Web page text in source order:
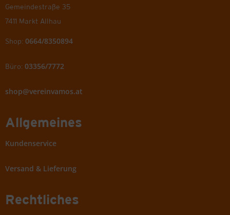
Gemeindestraße 35
7411 Markt Allhau
Shop: 0664/8350894
Büro: 03356/7772
shop@vereinvamos.at
Allgemeines
Kundenservice
Versand & Lieferung
Rechtliches